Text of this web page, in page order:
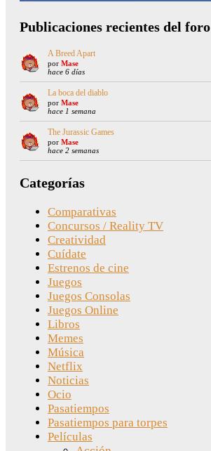
Publicaciones recientes del foro
A Breed Apart
por Mase
hace 6 días
La boca del diablo
por Mase
hace 1 semana
The Jurassic Games
por Mase
hace 2 semanas
Categorías
Comparativas
Concursos / Reality TV
Creatividad
Cuídate
Estrenos de cine
Juegos
Juegos Consolas
Juegos Online
Libros
Memes
Música
Netflix
Noticias
Ocio
Pasatiempos
Pasatiempos para torpes
Películas